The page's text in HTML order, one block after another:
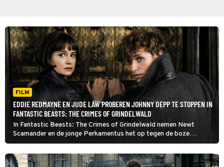
FILM
EDDIE REDMAYNE EN JUDE LAW PROBEREN JOHNNY DEPP TE STOPPEN IN
FANTASTIC BEASTS: THE CRIMES OF GRINDELWALD
In Fantastic Beasts: The Crimes of Grindelwald nemen Newt
Scamander en de jonge Perkamentus het op tegen de boze
tovenaar Gellert Grindelwald.